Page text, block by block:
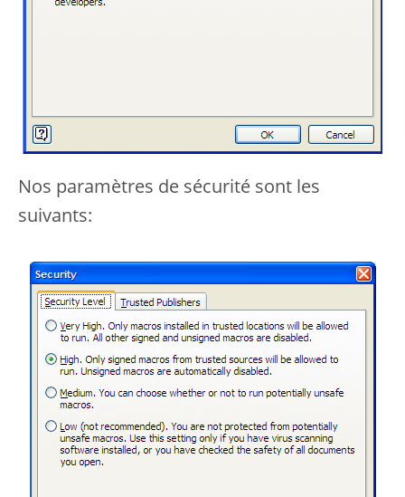
Nos paramètres de sécurité sont les
suivants: